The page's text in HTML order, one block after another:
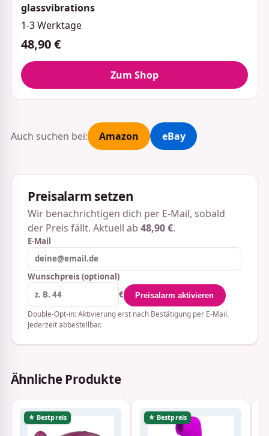
glassvibrations
1-3 Werktage
48,90 €
Zum Shop
Auch suchen bei: Amazon eBay
Preisalarm setzen
Wir benachrichtigen dich per E-Mail, sobald
der Preis fällt. Aktuell ab 48,90 €.
E-Mail
Wunschpreis (optional)
€
Preisalarm aktivieren
Double-Opt-in: Aktivierung erst nach Bestätigung per E-Mail.
Jederzeit abbestellbar.
Ähnliche Produkte
★ Bestpreis ★ Bestpreis